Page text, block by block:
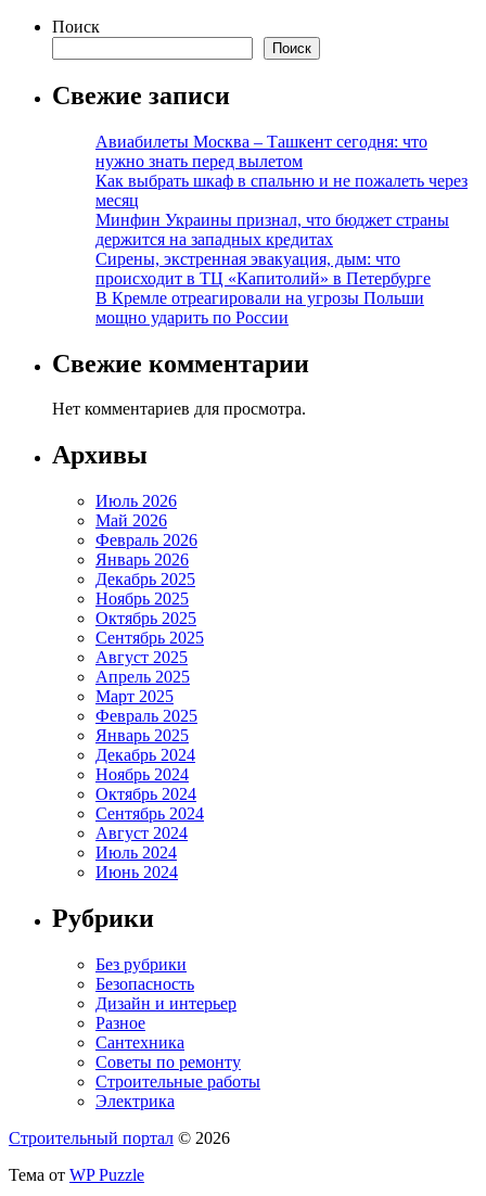
Поиск
Поиск
Свежие записи
Авиабилеты Москва – Ташкент сегодня: что
нужно знать перед вылетом
Как выбрать шкаф в спальню и не пожалеть через
месяц
Минфин Украины признал, что бюджет страны
держится на западных кредитах
Сирены, экстренная эвакуация, дым: что
происходит в ТЦ «Капитолий» в Петербурге
В Кремле отреагировали на угрозы Польши
мощно ударить по России
Свежие комментарии
Нет комментариев для просмотра.
Архивы
Июль 2026
Май 2026
Февраль 2026
Январь 2026
Декабрь 2025
Ноябрь 2025
Октябрь 2025
Сентябрь 2025
Август 2025
Апрель 2025
Март 2025
Февраль 2025
Январь 2025
Декабрь 2024
Ноябрь 2024
Октябрь 2024
Сентябрь 2024
Август 2024
Июль 2024
Июнь 2024
Рубрики
Без рубрики
Безопасность
Дизайн и интерьер
Разное
Сантехника
Советы по ремонту
Строительные работы
Электрика
Строительный портал © 2026
Тема от WP Puzzle